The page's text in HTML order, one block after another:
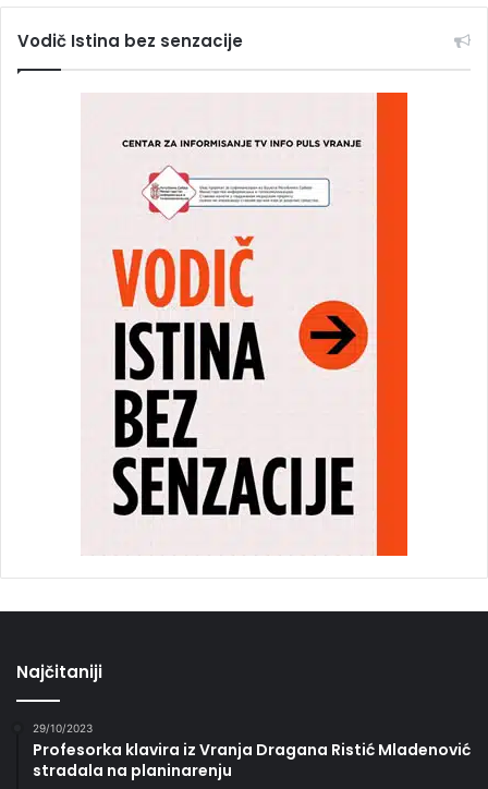
Vodič Istina bez senzacije
Najčitaniji
29/10/2023
Profesorka klavira iz Vranja Dragana Ristić Mladenović
stradala na planinarenju